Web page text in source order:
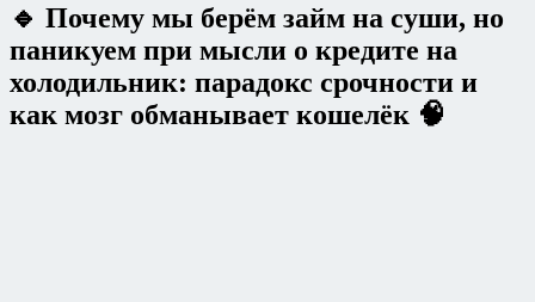
🔹 Почему мы берём займ на суши, но
паникуем при мысли о кредите на
холодильник: парадокс срочности и
как мозг обманывает кошелёк 🧠